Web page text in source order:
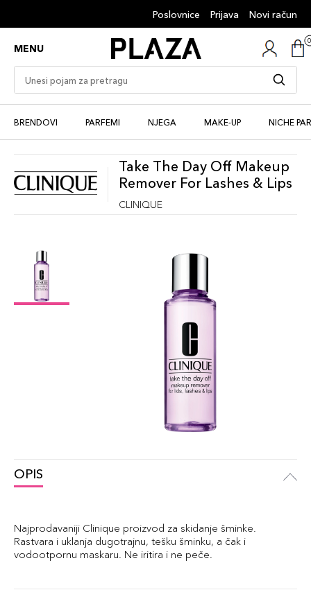
Poslovnice Prijava Novi račun
MENU
BRENDOVI PARFEMI NJEGA MAKE-UP NICHE
Take The Day Off Makeup
Remover For Lashes & Lips
CLINIQUE
OPIS
Najprodavaniji Clinique proizvod za skidanje šminke.
Rastvara i uklanja dugotrajnu, tešku šminku, a čak i
vodootpornu maskaru. Ne iritira i ne peče.